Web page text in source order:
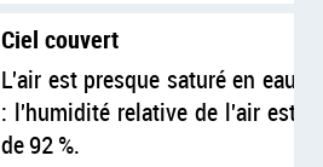
Ciel couvert
L'air est presque saturé en eau
: l'humidité relative de l'air est
de 92 %.